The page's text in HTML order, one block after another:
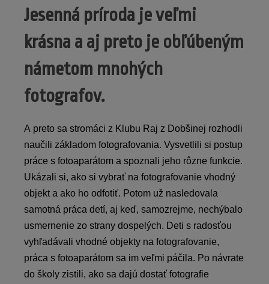
Jesenná príroda je veľmi
krásna a aj preto je obľúbeným
námetom mnohých
fotografov.
A preto sa stromáci z Klubu Raj z Dobšinej rozhodli
naučili základom fotografovania. Vysvetlili si postup
práce s fotoaparátom a spoznali jeho rôzne funkcie.
Ukázali si, ako si vybrať na fotografovanie vhodný
objekt a ako ho odfotiť. Potom už nasledovala
samotná práca detí, aj keď, samozrejme, nechýbalo
usmernenie zo strany dospelých. Deti s radosťou
vyhľadávali vhodné objekty na fotografovanie,
práca s fotoaparátom sa im veľmi páčila. Po návrate
do školy zistili, ako sa dajú dostať fotografie